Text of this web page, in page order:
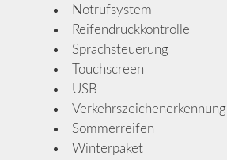
Notrufsystem
Reifendruckkontrolle
Sprachsteuerung
Touchscreen
USB
Verkehrszeichenerkennung
Sommerreifen
Winterpaket